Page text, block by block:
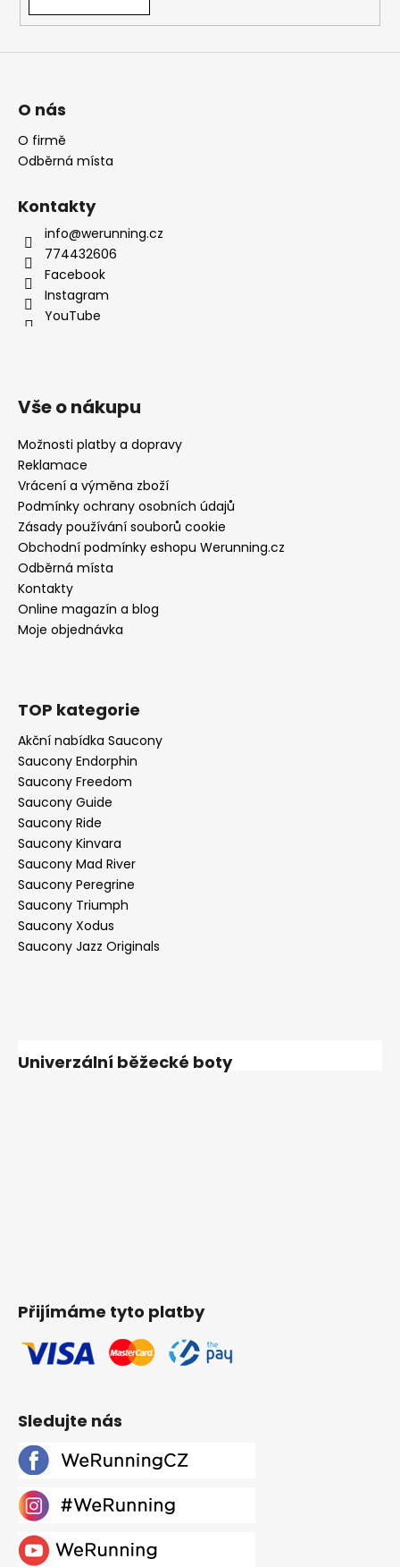
O nás
O firmě
Odběrná místa
Kontakty
info@werunning.cz
774432606
Facebook
Instagram
YouTube
Vše o nákupu
Možnosti platby a dopravy
Reklamace
Vrácení a výměna zboží
Podmínky ochrany osobních údajů
Zásady používání souborů cookie
Obchodní podmínky eshopu Werunning.cz
Odběrná místa
Kontakty
Online magazín a blog
Moje objednávka
TOP kategorie
Akční nabídka Saucony
Saucony Endorphin
Saucony Freedom
Saucony Guide
Saucony Ride
Saucony Kinvara
Saucony Mad River
Saucony Peregrine
Saucony Triumph
Saucony Xodus
Saucony Jazz Originals
Univerzální běžecké boty
Přijímáme tyto platby
Sledujte nás